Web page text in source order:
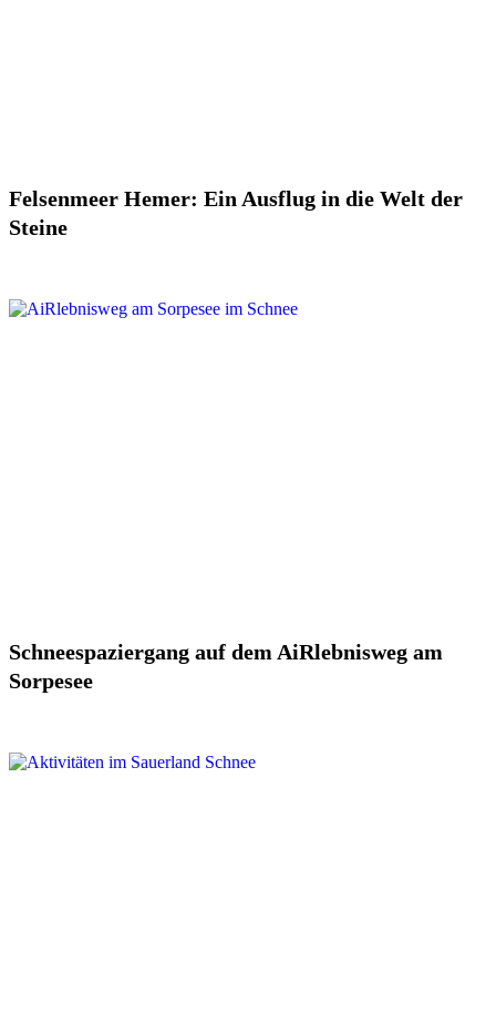
Felsenmeer Hemer: Ein Ausflug in die Welt der
Steine
Schneespaziergang auf dem AiRlebnisweg am
Sorpesee